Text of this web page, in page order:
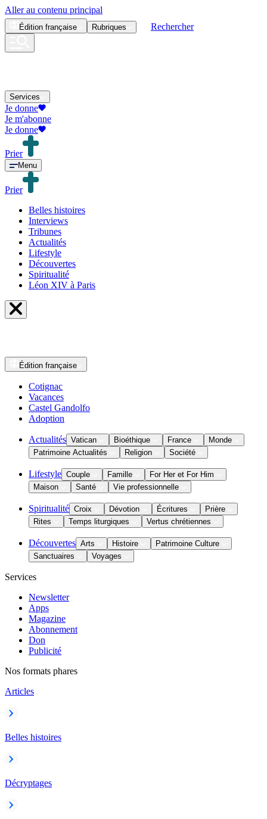
Aller au contenu principal
Édition française Rubriques Rechercher
Services
Je donne
Je m'abonne
Je donne
Prier
Menu
Prier
Belles histoires
Interviews
Tribunes
Actualités
Lifestyle
Découvertes
Spiritualité
Léon XIV à Paris
Édition française
Cotignac
Vacances
Castel Gandolfo
Adoption
Actualités Vatican Bioéthique France
Monde
Patrimoine Actualités
Religion Société
Lifestyle Couple Famille
For Her et For Him
Maison
Santé Vie professionnelle
Spiritualité Croix Dévotion Écritures
Prière
Rites
Temps liturgiques Vertus chrétiennes
Découvertes Arts Histoire
Patrimoine Culture
Sanctuaires
Voyages
Services
Newsletter
Apps
Magazine
Abonnement
Don
Publicité
Nos formats phares
Articles
Belles histoires
Décryptages